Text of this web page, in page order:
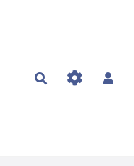
Rechercher